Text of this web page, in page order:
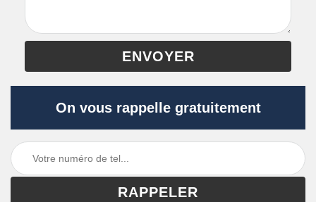
On vous rappelle gratuitement